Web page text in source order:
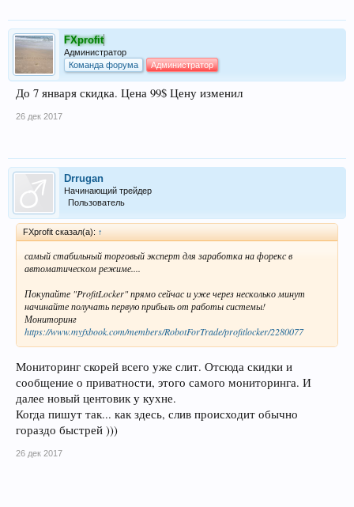
FXprofit
Администратор
Команда форума
Администратор
До 7 января скидка. Цена 99$ Цену изменил
26 дек 2017
Drrugan
Начинающий трейдер
Пользователь
FXprofit сказал(а): ↑
самый стабильный торговый эксперт для заработка на форекс в
автоматическом режиме....
Покупайте "ProfitLocker" прямо сейчас и уже через несколько минут
начинайте получать первую прибыль от работы системы!
Мониторинг
https://www.myfxbook.com/members/RobotForTrade/profitlocker/2280077
Мониторинг скорей всего уже слит. Отсюда скидки и
сообщение о приватности, этого самого мониторинга. И
далее новый центовик у кухне.
Когда пишут так... как здесь, слив происходит обычно
гораздо быстрей )))
26 дек 2017